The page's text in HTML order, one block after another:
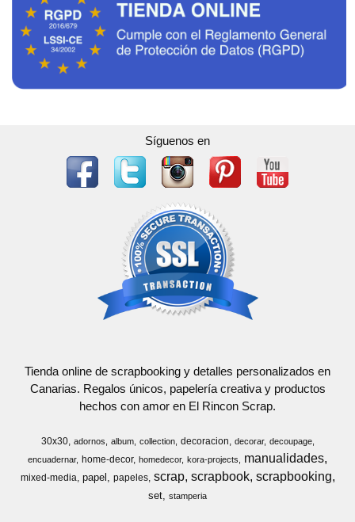
Síguenos en
Tienda online de scrapbooking y detalles personalizados en
Canarias. Regalos únicos, papelería creativa y productos
hechos con amor en El Rincon Scrap.
30x30 adornos album collection decoracion decorar
decoupage
encuadernar
home-decor homedecor kora-projects manualidades
mixed-media papel papeles scrap scrapbook scrapbooking
set stamperia